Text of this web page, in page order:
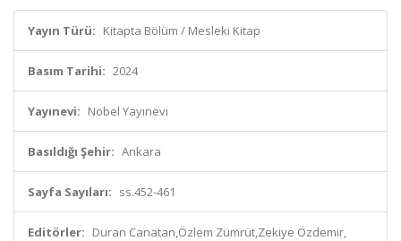
Yayın Türü: Kitapta Bölüm / Mesleki Kitap
Basım Tarihi: 2024
Yayınevi: Nobel Yayınevi
Basıldığı Şehir: Ankara
Sayfa Sayıları: ss.452-461
Editörler: Duran Canatan,Özlem Zümrüt,Zekiye Özdemir,